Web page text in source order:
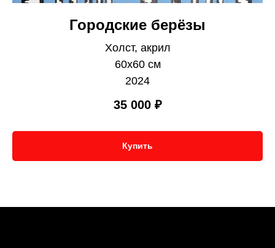
Городские берёзы
Холст, акрил
60х60 см
2024
35 000 ₽
Купить